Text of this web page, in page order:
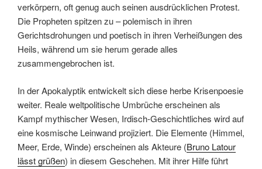
verkörpern, oft genug auch seinen ausdrücklichen Protest.
Die Propheten spitzen zu – polemisch in ihren
Gerichtsdrohungen und poetisch in ihren Verheißungen des
Heils, während um sie herum gerade alles
zusammengebrochen ist.
In der Apokalyptik entwickelt sich diese herbe Krisenpoesie
weiter. Reale weltpolitische Umbrüche erscheinen als
Kampf mythischer Wesen, Irdisch-Geschichtliches wird auf
eine kosmische Leinwand projiziert. Die Elemente (Himmel,
Meer, Erde, Winde) erscheinen als Akteure (Bruno Latour
lässt grüßen) in diesem Geschehen. Mit ihrer Hilfe führt